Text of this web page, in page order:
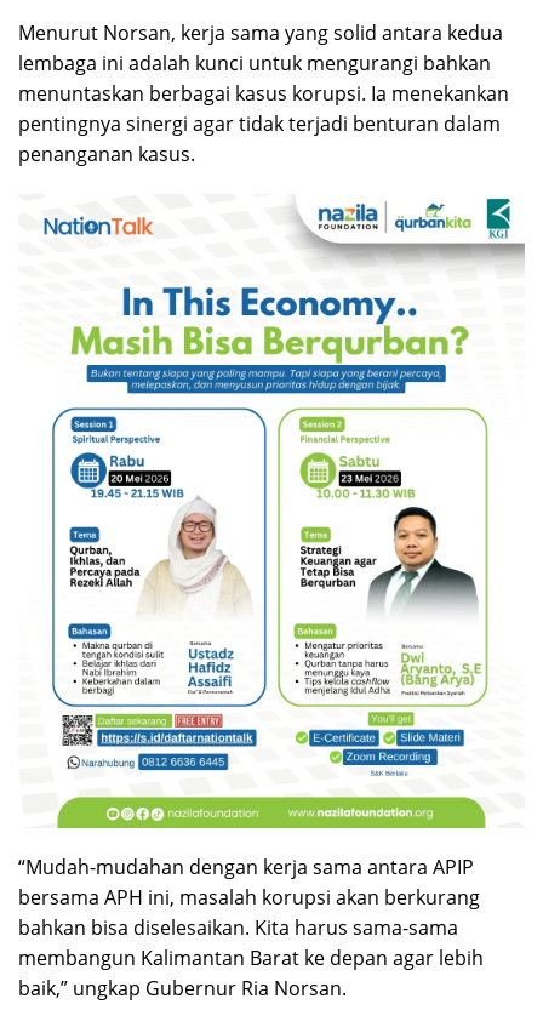
Menurut Norsan, kerja sama yang solid antara kedua
lembaga ini adalah kunci untuk mengurangi bahkan
menuntaskan berbagai kasus korupsi. Ia menekankan
pentingnya sinergi agar tidak terjadi benturan dalam
penanganan kasus.
“Mudah-mudahan dengan kerja sama antara APIP
bersama APH ini, masalah korupsi akan berkurang
bahkan bisa diselesaikan. Kita harus sama-sama
membangun Kalimantan Barat ke depan agar lebih
baik,” ungkap Gubernur Ria Norsan.